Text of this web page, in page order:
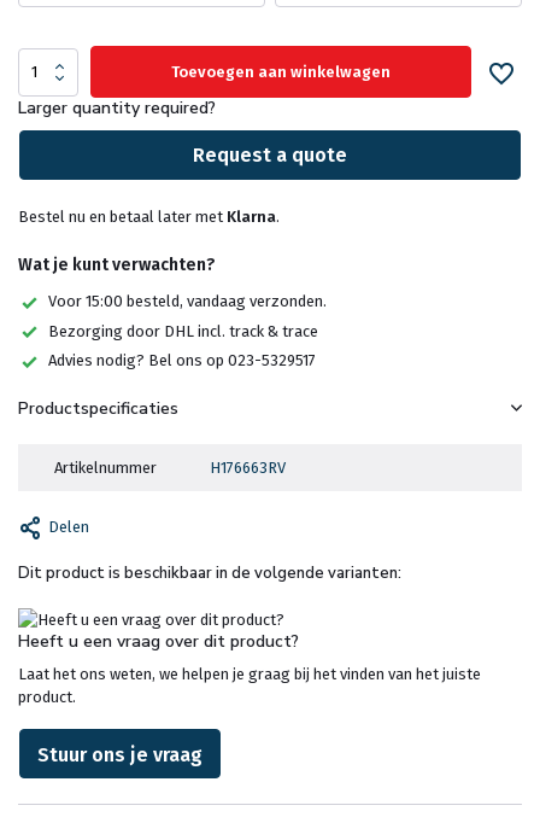
Toevoegen aan winkelwagen
Larger quantity required?
Request a quote
Bestel nu en betaal later met Klarna.
Wat je kunt verwachten?
Voor 15:00 besteld, vandaag verzonden.
Bezorging door DHL incl. track & trace
Advies nodig? Bel ons op 023-5329517
Productspecificaties
Artikelnummer H176663RV
Delen
Dit product is beschikbaar in de volgende varianten:
Heeft u een vraag over dit product?
Laat het ons weten, we helpen je graag bij het vinden van het juiste
product.
Stuur ons je vraag